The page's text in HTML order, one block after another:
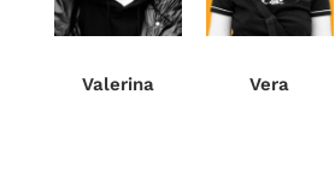
Valerina Vera